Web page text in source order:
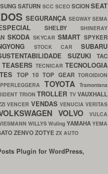
SATURN SCC SCEO SCIONSEAT
SEGURANÇA SEGWAYSEMA
SHELBY SHINERAY
SKODA SKYCARSMART SPYKER
STOCK CAR SUBARU
SUZUKITAC
TEASERS TECNICAR TECNOLOGIA
TOP 10TOP GEARTOROIDION
TOYOTATramontana
TRIONTROLLER TVVAUXHALL
VENCER VENDAS VENUCIAVERITAS
VOLVO
VULCA
WILLYS Wuling YAMAHA YEMA
ZENVOZOTYE ZX AUTO